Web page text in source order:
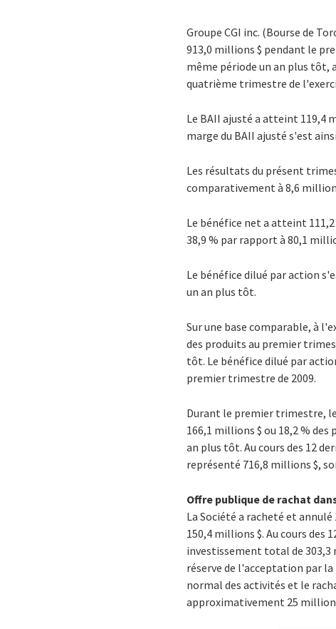
Groupe CGI inc. (Bourse de
913,0 millions $ pendant le
même période un an plus tôt,
quatrième trimestre de
Le BAII ajusté a atteint 119,4
marge du BAII ajusté s'est
Les résultats du présent
comparativement à 8,6
Le bénéfice net a atteint
38,9 % par rapport à 80,1
Le bénéfice dilué par action
un an plus tôt.
Sur une base comparable, à
des produits au premier
tôt. Le bénéfice dilué par
premier trimestre de 2009.
Durant le premier trimestre,
166,1 millions $ ou 18,2 %
an plus tôt. Au cours des 12
représenté 716,8 millions $,
Offre publique de rachat
La Société a racheté et
150,4 millions $. Au cours des
investissement total de 303,3
réserve de l'acceptation par
normal des activités et le
approximativement 25